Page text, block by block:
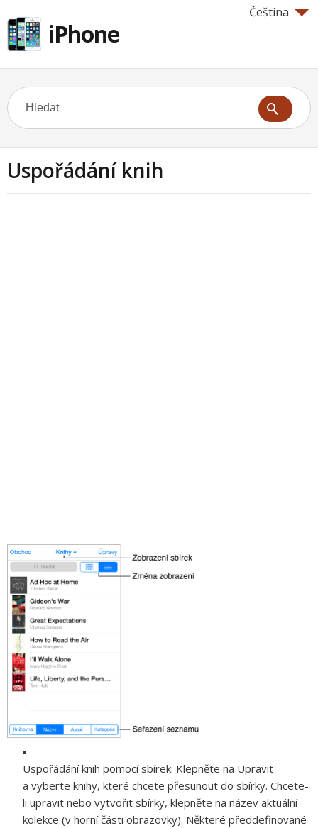
Čeština
iPhone
Uspořádání knih
Uspořádání knih pomocí sbírek: Klepněte na Upravit
a vyberte knihy, které chcete přesunout do sbírky. Chcete-
li upravit nebo vytvořit sbírky, klepněte na název aktuální
kolekce (v horní části obrazovky). Některé předdefinované